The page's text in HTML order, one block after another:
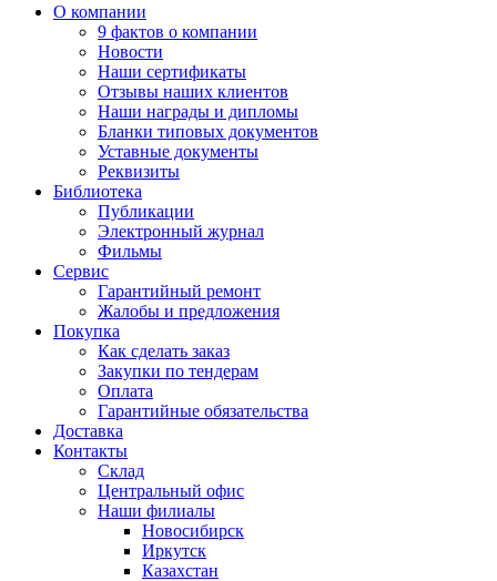
О компании
9 фактов о компании
Новости
Наши сертификаты
Отзывы наших клиентов
Наши награды и дипломы
Бланки типовых документов
Уставные документы
Реквизиты
Библиотека
Публикации
Электронный журнал
Фильмы
Сервис
Гарантийный ремонт
Жалобы и предложения
Покупка
Как сделать заказ
Закупки по тендерам
Оплата
Гарантийные обязательства
Доставка
Контакты
Склад
Центральный офис
Наши филиалы
Новосибирск
Иркутск
Казахстан